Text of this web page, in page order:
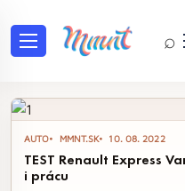
⌕
Tag: Renault
AUTO MMNT.SK 10. 08. 2022
TEST Renault Express
i prácu